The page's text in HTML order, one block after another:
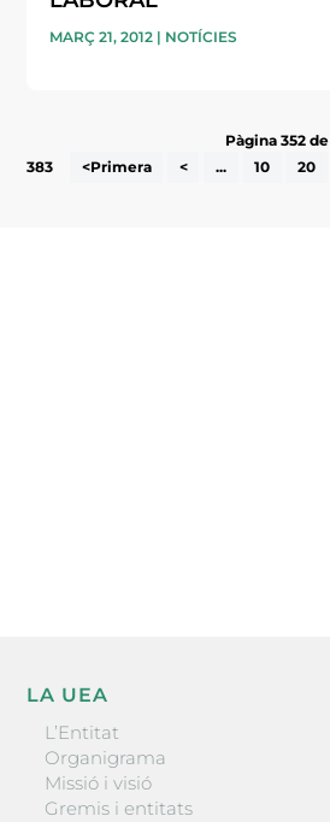
MARÇ 21, 2012 | NOTÍCIES
Pàgina 352 de
383
<Primera < ... 10 20
LA UEA
L’Entitat
Organigrama
Missió i visió
Gremis i entitats